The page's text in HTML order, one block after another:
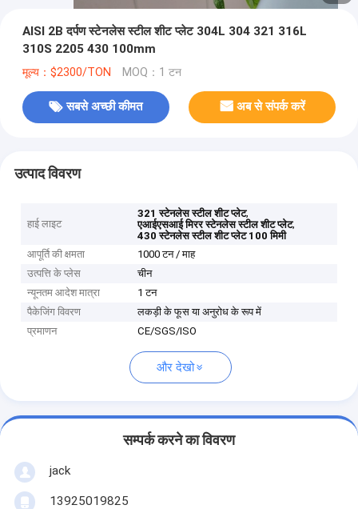
AISI 2B दर्पण स्टेनलेस स्टील शीट प्लेट 304L 304 321 316L
310S 2205 430 100mm
मूल्य：$2300/TON MOQ：1 टन
सबसे अच्छी कीमत अब से संपर्क करें
उत्पाद विवरण
हाई लाइट
321 स्टेनलेस स्टील शीट प्लेट,
एआईएसआई मिरर स्टेनलेस स्टील शीट प्लेट,
430 स्टेनलेस स्टील शीट प्लेट 100 मिमी
आपूर्ति की क्षमता
1000 टन / माह
उत्पत्ति के प्लेस
चीन
न्यूनतम आदेश मात्रा
1 टन
पैकेजिंग विवरण
लकड़ी के फूस या अनुरोध के रूप में
प्रमाणन
CE/SGS/ISO
और देखो
सम्पर्क करने का विवरण
jack
13925019825